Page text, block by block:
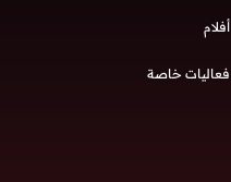
أفلام
فعاليات خاصة